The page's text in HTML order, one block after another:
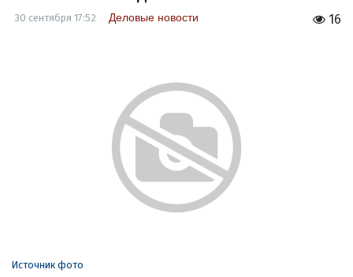
16
30 сентября 17:52 Деловые новости
Источник фото